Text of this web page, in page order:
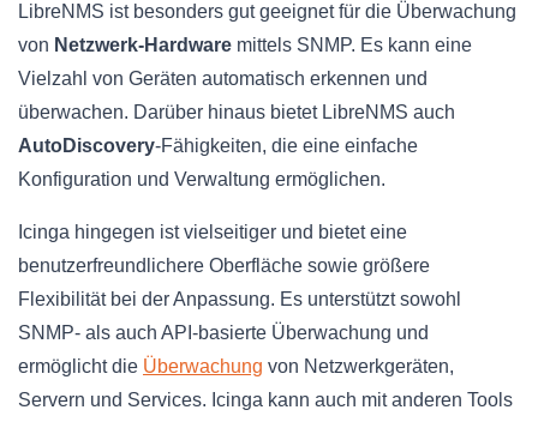
LibreNMS ist besonders gut geeignet für die Überwachung
von Netzwerk-Hardware mittels SNMP. Es kann eine
Vielzahl von Geräten automatisch erkennen und
überwachen. Darüber hinaus bietet LibreNMS auch
AutoDiscovery-Fähigkeiten, die eine einfache
Konfiguration und Verwaltung ermöglichen.
Icinga hingegen ist vielseitiger und bietet eine
benutzerfreundlichere Oberfläche sowie größere
Flexibilität bei der Anpassung. Es unterstützt sowohl
SNMP- als auch API-basierte Überwachung und
ermöglicht die Überwachung von Netzwerkgeräten,
Servern und Services. Icinga kann auch mit anderen Tools